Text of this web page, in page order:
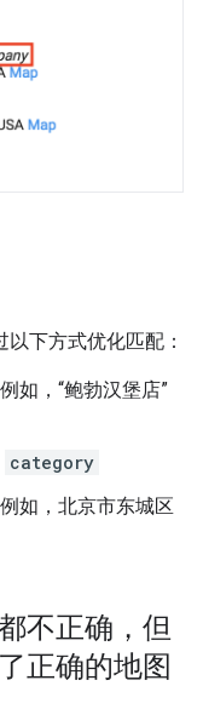
下方式优化匹配：
如，“鲍勃汉堡店”
category
如，北京市东城区
不正确，但
正确的地图